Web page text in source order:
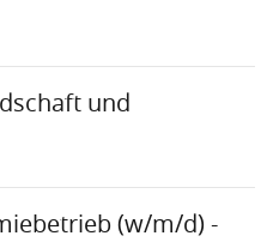
und
(w/m/d) -